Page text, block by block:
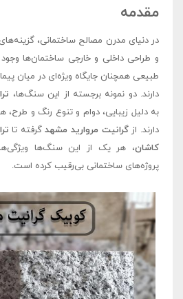
مقدمه
در دنیای مدرن مصالح ساختمانی،
و طراحی داخلی و خارجی ساختمان‌ها
طبیعی همچنان جایگاه ویژه‌ای در میان
دارند. دو نمونه برجسته از این سنگ‌ها،
به دلیل زیبایی، دوام و تنوع رنگ و طرح،
دارند. ازگرانیت مروارید مشهدگرفته تا
کاشان، هر یک از این سنگ‌ها
پروژه‌های ساختمانی بی‌رقیب کرده است.